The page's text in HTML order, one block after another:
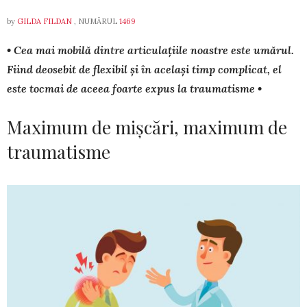
by GILDA FILDAN , NUMĂRUL 1469
• Cea mai mobilă dintre articulațiile noastre este umă­rul.
Fiind deosebit de flexibil și în același timp com­plicat, el
este tocmai de aceea foarte expus la trauma­tisme •
Maximum de mișcări, maximum de
traumatisme